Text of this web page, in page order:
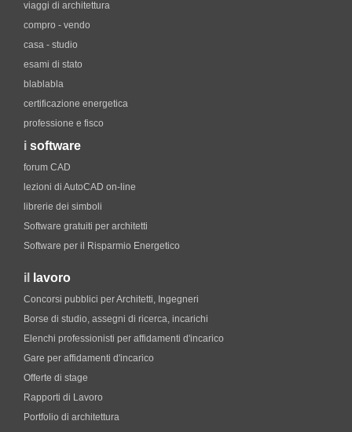
viaggi di architettura
compro - vendo
casa - studio
esami di stato
blablabla
certificazione energetica
professione e fisco
i software
forum CAD
lezioni di AutoCAD on-line
librerie dei simboli
Software gratuiti per architetti
Software per il Risparmio Energetico
il lavoro
Concorsi pubblici per Architetti, Ingegneri
Borse di studio, assegni di ricerca, incarichi
Elenchi professionisti per affidamenti d'incarico
Gare per affidamenti d'incarico
Offerte di stage
Rapporti di Lavoro
Portfolio di architettura